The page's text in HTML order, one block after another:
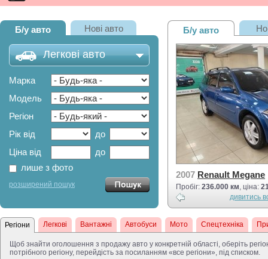
Б/у авто Нові авто
Легкові авто
Марка
Модель
Регіон
Рік від
до
Ціна від
до
лише з фото
розширений пошук
Б/у авто
2007 Renault Megane
Пробіг: 236.000 км, ціна:
дивитись
Регіони Легкові Вантажні Автобуси Мото Спецтехніка
Щоб знайти оголошення з продажу авто у конкретній області, оберіть
потрібного регіону, перейдість за посиланням «все регіони», під списком.